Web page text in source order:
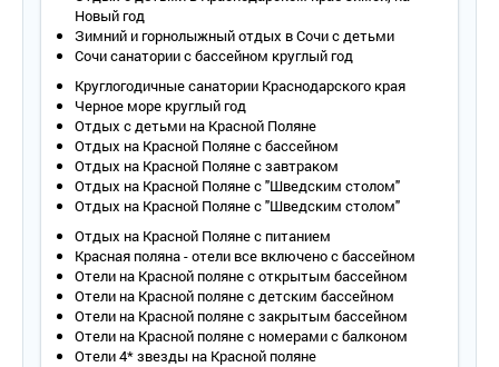
Новый год
Зимний и горнолыжный отдых в Сочи с детьми
Сочи санатории с бассейном круглый год
Круглогодичные санатории Краснодарского края
Черное море круглый год
Отдых с детьми на Красной Поляне
Отдых на Красной Поляне с бассейном
Отдых на Красной Поляне с завтраком
Отдых на Красной Поляне с "Шведским столом"
Отдых на Красной Поляне с "Шведским столом"
Отдых на Красной Поляне с питанием
Красная поляна - отели все включено с бассейном
Отели на Красной поляне с открытым бассейном
Отели на Красной поляне с детским бассейном
Отели на Красной поляне с закрытым бассейном
Отели на Красной поляне с номерами с балконом
Отели 4* звезды на Красной поляне